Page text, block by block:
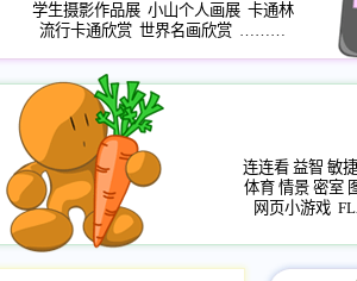
学生摄影作品展 小山个人画展 卡通林
流行卡通欣赏 世界名画欣赏 ………
连连看 益智 敏捷
体育 情景 密室
网页小游戏